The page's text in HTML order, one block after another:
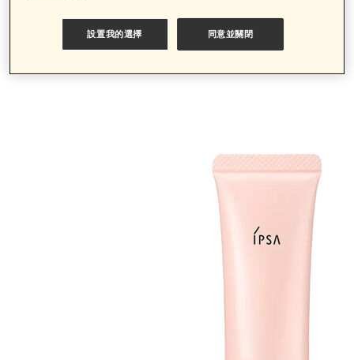
設置我的選擇 同意並關閉